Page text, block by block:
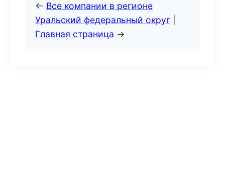
← Все компании в регионе
Уральский федеральный округ
Главная страница →